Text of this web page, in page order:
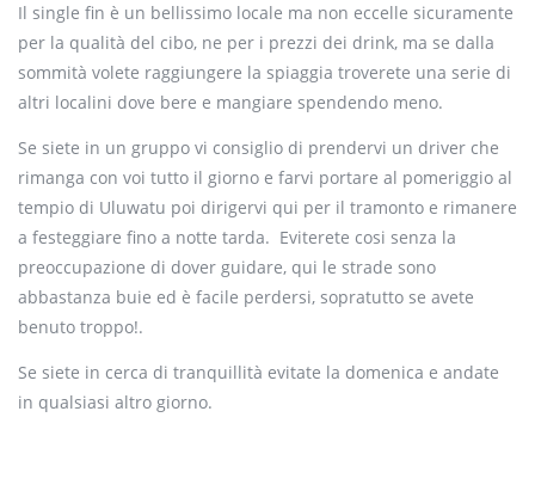
Il single fin è un bellissimo locale ma non eccelle sicuramente
per la qualità del cibo, ne per i prezzi dei drink, ma se dalla
sommità volete raggiungere la spiaggia troverete una serie di
altri localini dove bere e mangiare spendendo meno.
Se siete in un gruppo vi consiglio di prendervi un driver che
rimanga con voi tutto il giorno e farvi portare al pomeriggio al
tempio di Uluwatu poi dirigervi qui per il tramonto e rimanere
a festeggiare fino a notte tarda. Eviterete cosi senza la
preoccupazione di dover guidare, qui le strade sono
abbastanza buie ed è facile perdersi, sopratutto se avete
benuto troppo!.
Se siete in cerca di tranquillità evitate la domenica e andate
in qualsiasi altro giorno.